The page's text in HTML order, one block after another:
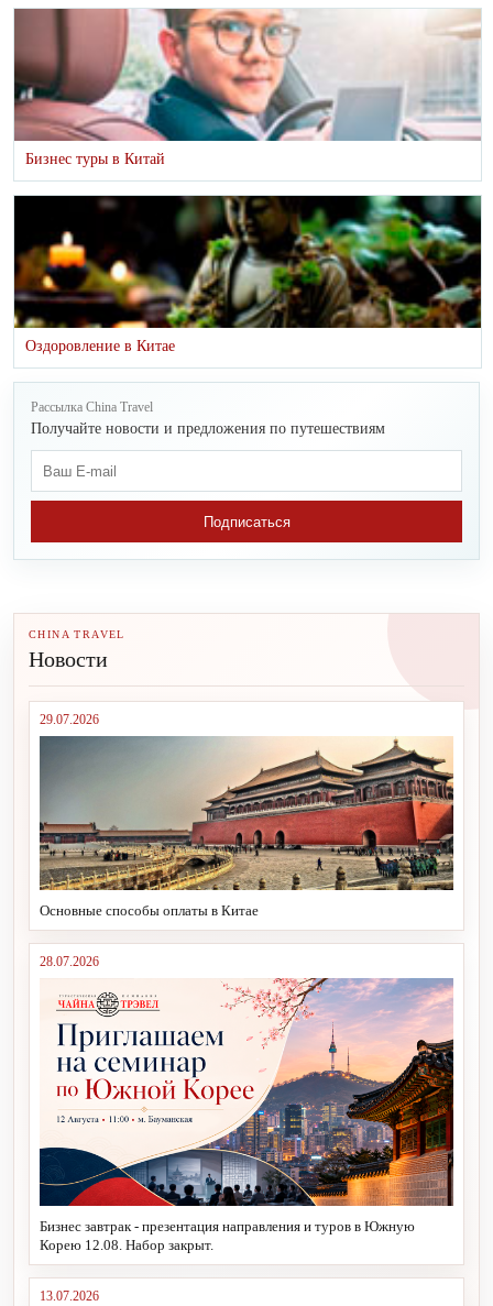
Бизнес туры в Китай
Оздоровление в Китае
Рассылка China Travel
Получайте новости и предложения по путешествиям
Подписаться
CHINA TRAVEL
Новости
29.07.2026
Основные способы оплаты в Китае
28.07.2026
Бизнес завтрак - презентация направления и туров в Южную
Корею 12.08. Набор закрыт.
13.07.2026